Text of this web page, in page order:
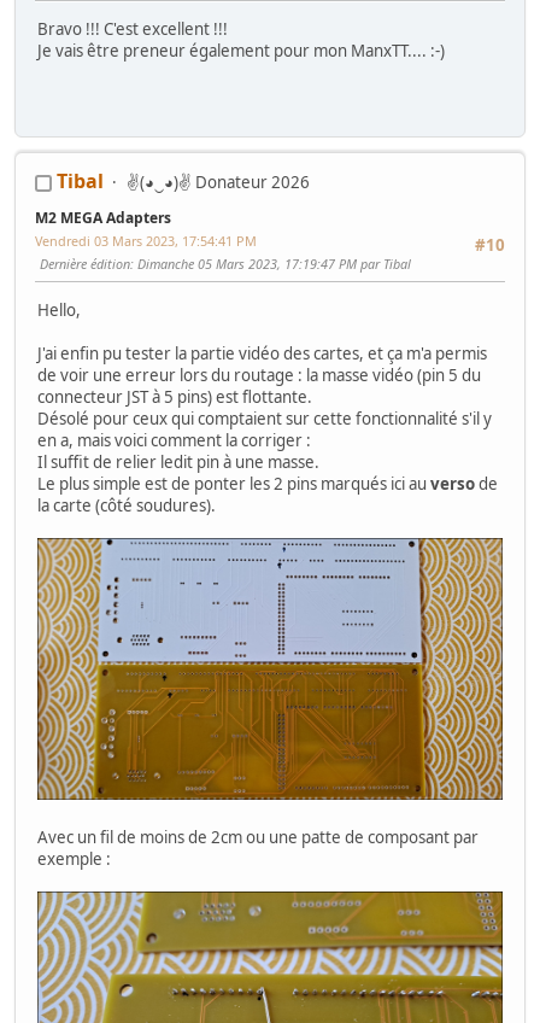
Bravo !!! C'est excellent !!!
Je vais être preneur également pour mon ManxTT.... :-)
Tibal ✌(◕‿◕)✌ Donateur 2026
M2 MEGA Adapters
#10
Vendredi 03 Mars 2023, 17:54:41 PM
Dernière édition: Dimanche 05 Mars 2023, 17:19:47 PM par Tibal
Hello,
J'ai enfin pu tester la partie vidéo des cartes, et ça m'a permis
de voir une erreur lors du routage : la masse vidéo (pin 5 du
connecteur JST à 5 pins) est flottante.
Désolé pour ceux qui comptaient sur cette fonctionnalité s'il y
en a, mais voici comment la corriger :
Il suffit de relier ledit pin à une masse.
Le plus simple est de ponter les 2 pins marqués ici au versode
la carte (côté soudures).
Avec un fil de moins de 2cm ou une patte de composant par
exemple :